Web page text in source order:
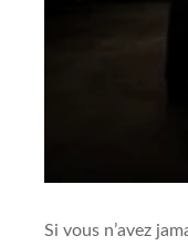
Si vous n’avez